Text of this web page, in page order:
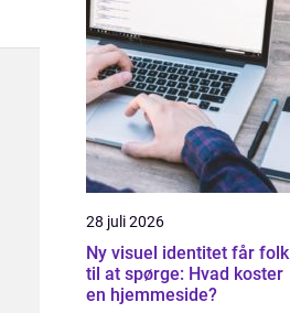
28 juli 2026
Ny visuel identitet får folk
til at spørge: Hvad koster
en hjemmeside?